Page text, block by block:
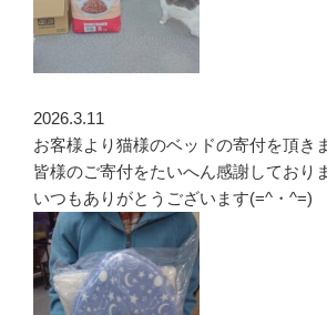
2026.3.11
お客様より猫様のベッドの寄付を頂き
皆様のご寄付をたいへん感謝しており
いつもありがとうございます(=^・^=)